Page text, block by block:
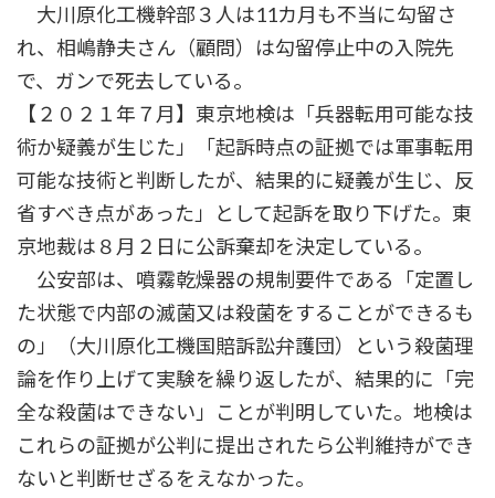
大川原化工機幹部３人は11カ月も不当に勾留さ
れ、相嶋静夫さん（顧問）は勾留停止中の入院先
で、ガンで死去している。
【２０２１年７月】東京地検は「兵器転用可能な技
術か疑義が生じた」「起訴時点の証拠では軍事転用
可能な技術と判断したが、結果的に疑義が生じ、反
省すべき点があった」として起訴を取り下げた。東
京地裁は８月２日に公訴棄却を決定している。
公安部は、噴霧乾燥器の規制要件である「定置し
た状態で内部の滅菌又は殺菌をすることができるも
の」（大川原化工機国賠訴訟弁護団）という殺菌理
論を作り上げて実験を繰り返したが、結果的に「完
全な殺菌はできない」ことが判明していた。地検は
これらの証拠が公判に提出されたら公判維持ができ
ないと判断せざるをえなかった。